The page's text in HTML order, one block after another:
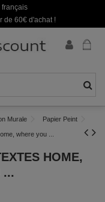
français
de 60€ d'achat !
Murale Papier Peint
where you ...
HOME,
...